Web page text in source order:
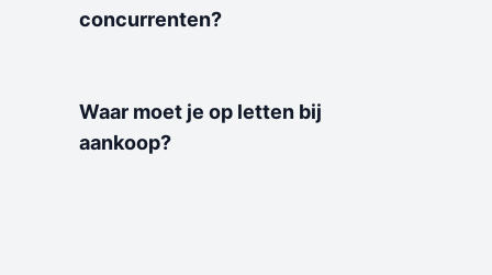
concurrenten?
Waar moet je op letten bij
aankoop?